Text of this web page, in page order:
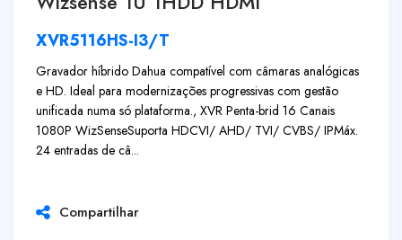
XVR5116HS-I3/T
Gravador híbrido Dahua compatível com câmaras analógicas
e HD. Ideal para modernizações progressivas com gestão
unificada numa só plataforma., XVR Penta-brid 16 Canais
1080P WizSenseSuporta HDCVI/ AHD/ TVI/ CVBS/ IPMáx.
24 entradas de câ...
Compartilhar